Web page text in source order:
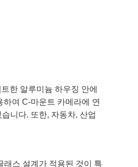
한 알루미늄 하우징 안에
하여 C-마운트 카메라에 연
니다. 또한, 자동차, 산업
스 설계가 적용된 것이 특